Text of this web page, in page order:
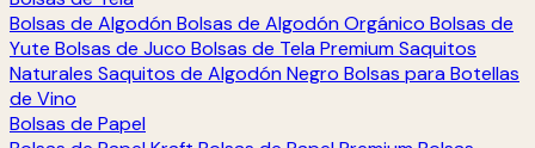
Bolsas de Algodón Bolsas de Algodón Orgánico Bolsas de
Yute Bolsas de Juco Bolsas de Tela Premium Saquitos
Naturales Saquitos de Algodón Negro Bolsas para Botellas
de Vino
Bolsas de Papel